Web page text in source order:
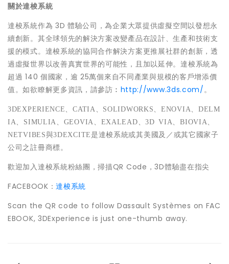
關於達梭系統
達梭系統作為 3D 體驗公司，為企業大眾提供虛擬空間以發想永
續創新。其全球領先的解決方案改變產品在設計、生產和技術支
援的模式。達梭系統的協同合作解決方案更推展社群的創新，透
過虛擬世界以改善真實世界的可能性，且加以延伸。達梭系統為
超過 140 個國家，逾 25萬個來自不同產業與規模的客戶增添價
值。如欲瞭解更多資訊，請參訪︰ http://www.3ds.com/。
3DEXPERIENCE 、CATIA SOLIDWORKS 、ENOVIA
DELM
IA
SIMULIA GEOVIA EXALEAD 3D VIA 、BIOVIA
NETVIBES與3DEXCITE 是達梭系統或其美國及／或其它國家子
公司之註冊商標。
歡迎加入達梭系統粉絲團，掃描QR Code，3D體驗盡在指尖
FACEBOOK：達梭系統
Scan the QR code to follow Dassault Systèmes on FAC
EBOOK, 3DExperience is just one-thumb away.